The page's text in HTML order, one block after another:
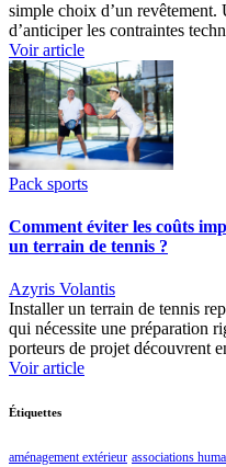
simple choix d’un
d’anticiper les contraintes
Voir article
Pack sports
Comment éviter les coûts
un terrain de tennis ?
Azyris Volantis
Installer un terrain de tennis
qui nécessite une préparation
porteurs de projet découvrent
Voir article
Étiquettes
aménagement extérieur associations